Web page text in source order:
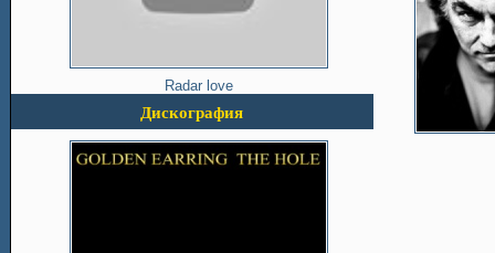
Radar love
Дискография